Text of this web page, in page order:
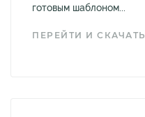
готовым шаблоном...
ПЕРЕЙТИ И СКАЧАТЬ